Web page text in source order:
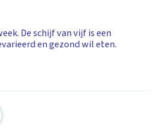
De schijf van vijf is een
en gezond wil eten.